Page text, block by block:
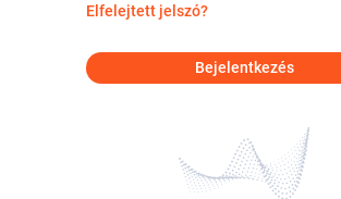
Elfelejtett jelszó?
Bejelentkezés